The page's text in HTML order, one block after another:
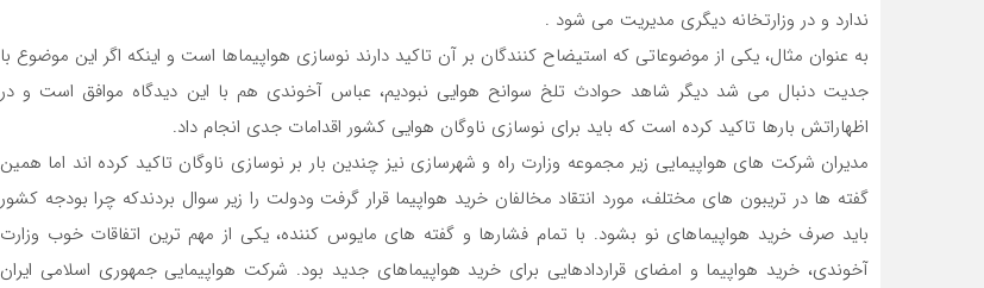
ندارد و در وزارتخانه دیگری مدیریت می شود .
به عنوان مثال، یکی از موضوعاتی که استیضاح کنندگان بر آن تاکید دارند نوسازی هواپیماها است و اینکه اگر این موضوع با
جدیت دنبال می شد دیگر شاهد حوادث تلخ سوانح هوایی نبودیم، عباس آخوندی هم با این دیدگاه موافق است و در
اظهاراتش بارها تاکید کرده است که باید برای نوسازی ناوگان هوایی کشور اقدامات جدی انجام داد.
مدیران شرکت های هواپیمایی زیر مجموعه وزارت راه و شهرسازی نیز چندین بار بر نوسازی ناوگان تاکید کرده اند اما همین
گفته ها در تریبون های مختلف، مورد انتقاد مخالفان خرید هواپیما قرار گرفت ودولت را زیر سوال بردندکه چرا بودجه کشور
باید صرف خرید هواپیماهای نو بشود. با تمام فشارها و گفته های مایوس کننده، یکی از مهم ترین اتفاقات خوب وزارت
آخوندی، خرید هواپیما و امضای قراردادهایی برای خرید هواپیماهای جدید بود. شرکت هواپیمایی جمهوری اسلامی ایران